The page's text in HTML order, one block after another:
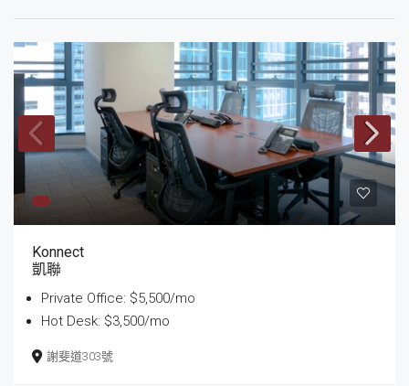
Konnect
凱聯
Private Office: $5,500/mo
Hot Desk: $3,500/mo
謝斐道303號